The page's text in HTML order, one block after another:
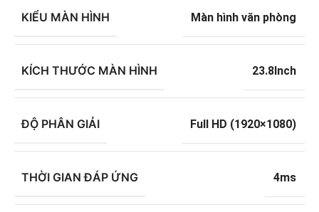
KIỂU MÀN HÌNH Màn hình văn phòng
KÍCH THƯỚC MÀN HÌNH 23.8Inch
ĐỘ PHÂN GIẢI Full HD (1920×1080)
THỜI GIAN ĐÁP ỨNG 4ms